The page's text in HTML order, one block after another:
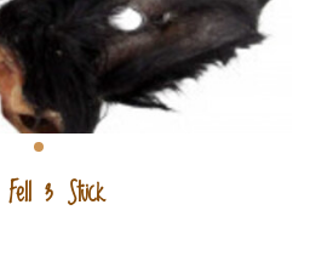
Fell 3 Stück